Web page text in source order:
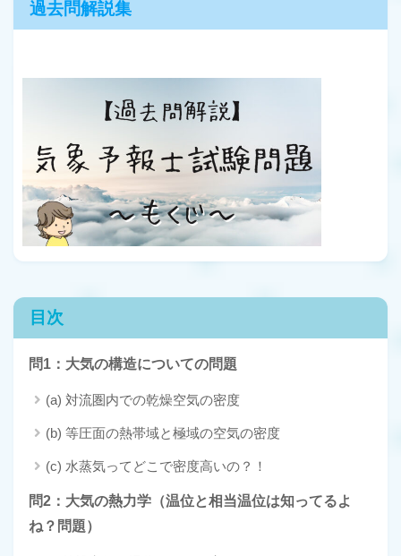
過去問解説集
目次
問1：大気の構造についての問題
(a) 対流圏内での乾燥空気の密度
(b) 等圧面の熱帯域と極域の空気の密度
(c) 水蒸気ってどこで密度高いの？！
問2：大気の熱力学（温位と相当温位は知ってるよ
ね？問題）